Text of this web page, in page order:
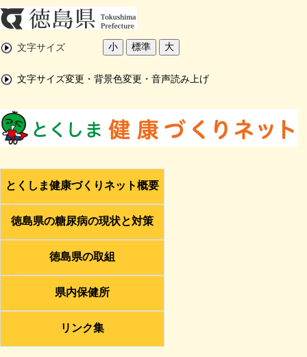
文字サイズ 小 標準 大
文字サイズ変更・背景色変更・音声読み上げ
とくしま健康づくりネット概要
徳島県の糖尿病の現状と対策
徳島県の取組
県内保健所
リンク集